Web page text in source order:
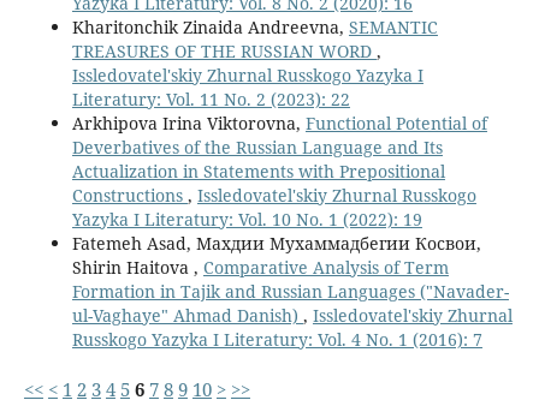
Kharitonchik Zinaida Andreevna, SEMANTIC
TREASURES OF THE RUSSIAN WORD ,
Issledovatel'skiy Zhurnal Russkogo Yazyka I
Literatury: Vol. 11 No. 2 (2023): 22
Arkhipova Irina Viktorovna, Functional Potential of
Deverbatives of the Russian Language and Its
Actualization in Statements with Prepositional
Constructions , Issledovatel'skiy Zhurnal Russkogo
Yazyka I Literatury: Vol. 10 No. 1 (2022): 19
Fatemeh Asad, Махдии Мухаммадбегии Косвои,
Shirin Haitova , Comparative Analysis of Term
Formation in Tajik and Russian Languages ("Navader-
ul-Vaghaye" Ahmad Danish) , Issledovatel'skiy Zhurnal
Russkogo Yazyka I Literatury: Vol. 4 No. 1 (2016): 7
<< < 1 2 34 56 789 10 > >>